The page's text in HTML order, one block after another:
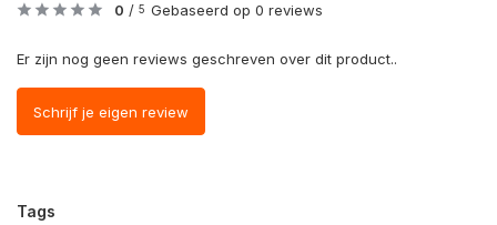
0 / 5 Gebaseerd op 0 reviews
Er zijn nog geen reviews geschreven over dit product..
Schrijf je eigen review
Tags